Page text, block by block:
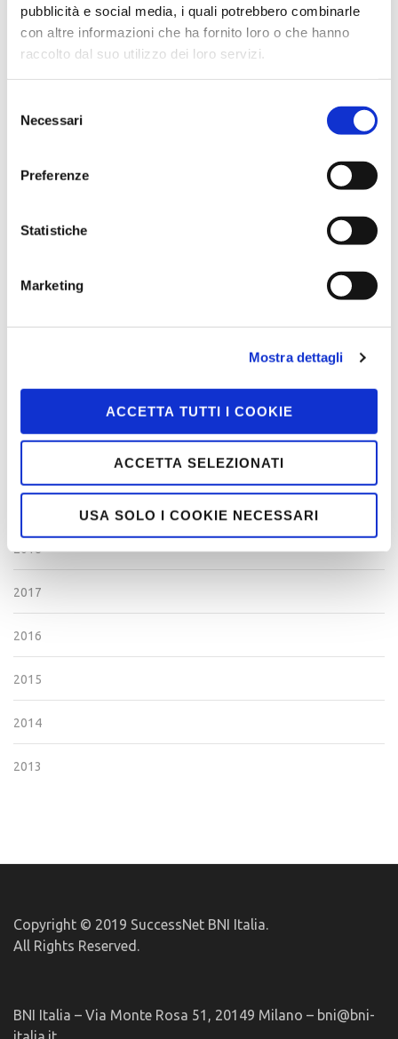
pubblicità e social media, i quali potrebbero combinarle
con altre informazioni che ha fornito loro o che hanno
raccolto dal suo utilizzo dei loro servizi.
delNecessari
Preferenze
Statistiche
Marketing
Mostra dettagli
ACCETTA TUTTI I COOKIE
ACCETTA SELEZIONATI
USA SOLO I COOKIE NECESSARI
IN EVIDENZA
2024
2023
2018
2017
2016
2015
2014
2013
Copyright © 2019 SuccessNet BNI Italia.
All Rights Reserved.
BNI Italia – Via Monte Rosa 51, 20149 Milano – bni@bni-